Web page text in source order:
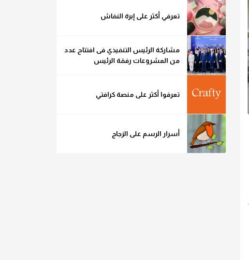
تعرفي أكثر على إبرة النفاش
مشاركة الرئيس التنفيذي فى افتتاح عدد
من المشروعات رفقة الرئيس
تعرفوا أكثر على منصة كرافتي
أسرار الرسم على الزجاج